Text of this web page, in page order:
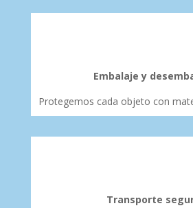
Embalaje y
Protegemos cada objeto con
Transporte